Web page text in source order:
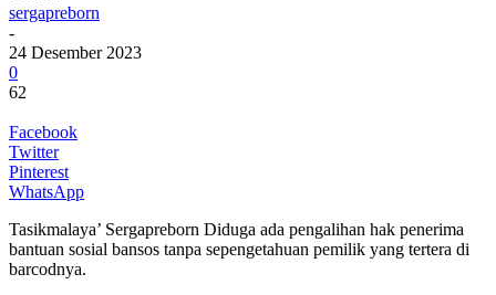
sergapreborn
-
24 Desember 2023
0
62
Facebook
Twitter
Pinterest
WhatsApp
Tasikmalaya’ Sergapreborn Diduga ada pengalihan hak penerima
bantuan sosial bansos tanpa sepengetahuan pemilik yang tertera di
barcodnya.